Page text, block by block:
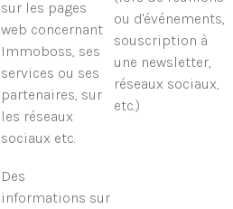
sur les pages
web concernant
Immoboss, ses
services ou ses
partenaires, sur
les réseaux
sociaux etc.
ou d'événements,
souscription à
une newsletter,
réseaux sociaux,
etc.)
Des
informations sur